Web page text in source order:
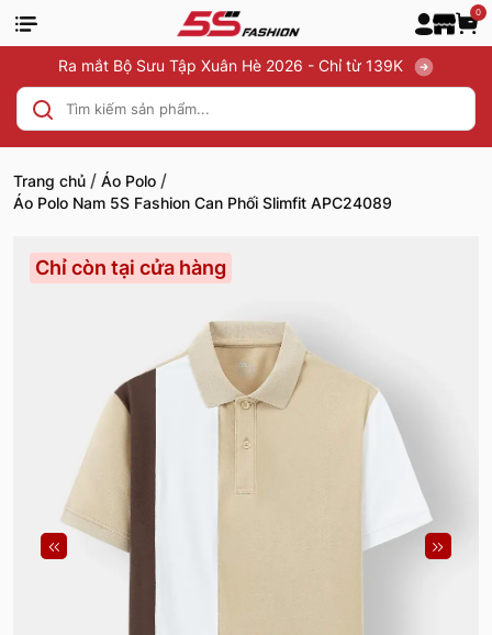
0
Ra mắt Bộ Sưu Tập Xuân Hè 2026 - Chỉ từ 139K
Trang chủ / Áo Polo /
Áo Polo Nam 5S Fashion Can Phối Slimfit APC24089
Chỉ còn tại cửa hàng